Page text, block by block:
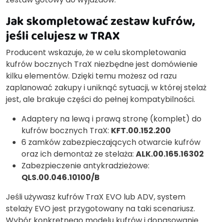
Jak skompletować zestaw kufrów,
jeśli celujesz w TRAX
Producent wskazuje, że w celu skompletowania
kufrów bocznych TraX niezbędne jest domówienie
kilku elementów. Dzięki temu możesz od razu
zaplanować zakupy i uniknąć sytuacji, w której stelaż
jest, ale brakuje części do pełnej kompatybilności.
Adaptery na lewą i prawą stronę (komplet) do
kufrów bocznych TraX: KFT.00.152.200
6 zamków zabezpieczających otwarcie kufrów
oraz ich demontaż ze stelaża: ALK.00.165.16302
Zabezpieczenie antykradzieżowe:
QLS.00.046.10100/B
Jeśli używasz kufrów TraX EVO lub ADV, system
stelaży EVO jest przygotowany na taki scenariusz.